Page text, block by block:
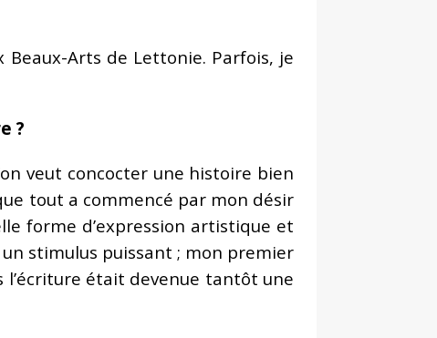
Beaux-Arts de Lettonie. Parfois, je
?
veut concocter une histoire bien
tout a commencé par mon désir
forme d’expression artistique et
stimulus puissant ; mon premier
l’écriture était devenue tantôt une